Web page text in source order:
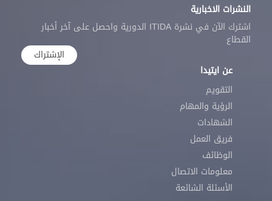
النشرات الاخبارية
اشترك الآن في نشرة ITIDA الدورية واحصل على آخر أخبار
القطاع
الإشتراك
عن ايتيدا
التقويم
الرؤية والمهام
الشهادات
فريق العمل
الوظائف
معلومات الاتصال
الأسئلة الشائعة